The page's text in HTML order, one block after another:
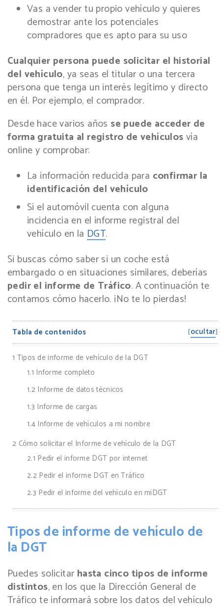
Vas a vender tu propio vehículo y quieres
demostrar ante los potenciales
compradores que es apto para su uso
Cualquier persona puede solicitar el historial
del vehículo, ya seas el titular o una tercera
persona que tenga un interés legítimo y directo
en él. Por ejemplo, el comprador.
Desde hace varios años se puede acceder de
forma gratuita al registro de vehículosvía
online y comprobar:
La información reducida para confirmar la
identificación del vehículo
Si el automóvil cuenta con alguna
incidencia en el informe registral del
vehículo en la DGT.
Si buscas cómo saber si un coche está
embargado o en situaciones similares, deberías
pedir el informe de Tráfico. A continuación te
contamos cómo hacerlo. ¡No te lo pierdas!
Tabla de contenidos [ocultar]
1 Tipos de informe de vehículo de la DGT
1.1 Informe completo
1.2Informe de datos técnicos
1.3 Informe de cargas
1.4Informe de vehículos a mi nombre
2 Cómo solicitar el Informe de vehículo de la DGT
2.1 Pedir el informe DGT por internet
2.2Pedir el informe DGT en Tráfico
2.3 Pedir el informe del vehículo en miDGT
Tipos de informe de vehículo de
la DGT
Puedes solicitar hasta cinco tipos de informe
distintos, en los que la Dirección General de
Tráfico te informará sobre los datos del vehículo